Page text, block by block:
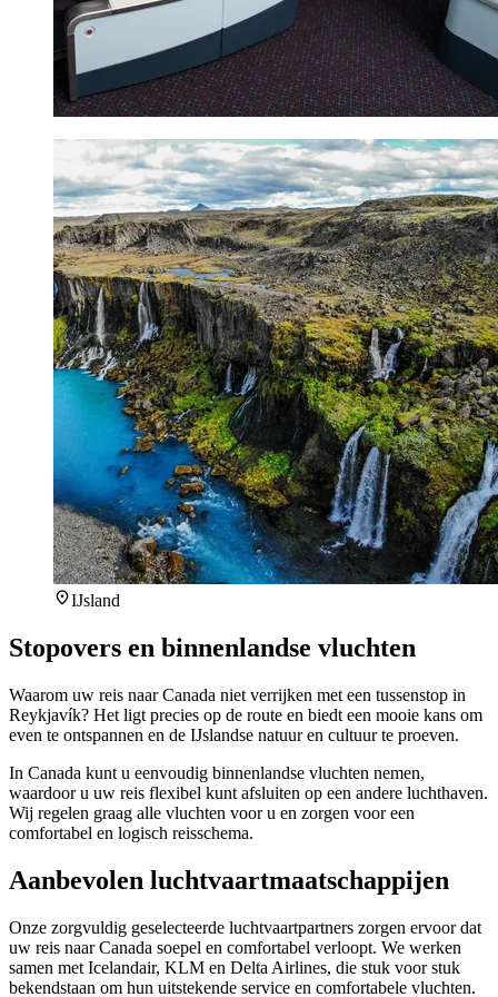
IJsland
Stopovers en binnenlandse vluchten
Waarom uw reis naar Canada niet verrijken met een tussenstop in
Reykjavík? Het ligt precies op de route en biedt een mooie kans om
even te ontspannen en de IJslandse natuur en cultuur te proeven.
In Canada kunt u eenvoudig binnenlandse vluchten nemen,
waardoor u uw reis flexibel kunt afsluiten op een andere luchthaven.
Wij regelen graag alle vluchten voor u en zorgen voor een
comfortabel en logisch reisschema.
Aanbevolen luchtvaartmaatschappijen
Onze zorgvuldig geselecteerde luchtvaartpartners zorgen ervoor dat
uw reis naar Canada soepel en comfortabel verloopt. We werken
samen met Icelandair, KLM en Delta Airlines, die stuk voor stuk
bekendstaan om hun uitstekende service en comfortabele vluchten.